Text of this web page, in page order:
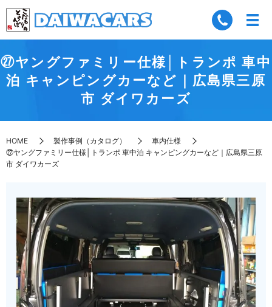
㉗ヤングファミリー仕様│トランポ 車中
泊 キャンピングカーなど｜広島県三原
市 ダイワカーズ
HOME 製作事例（カタログ）
車内仕様
㉗ヤングファミリー仕様│トランポ 車中泊 キャンピングカーなど｜広島県三原
市 ダイワカーズ